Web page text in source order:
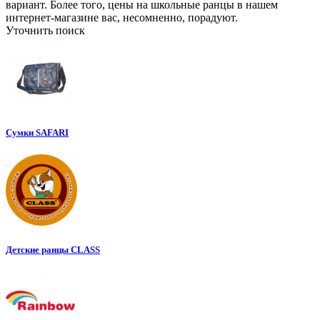
вариант. Более того, цены на школьные ранцы в нашем
интернет-магазине вас, несомненно, порадуют.
Уточнить поиск
Cумки SAFARI
Детские ранцы CLASS